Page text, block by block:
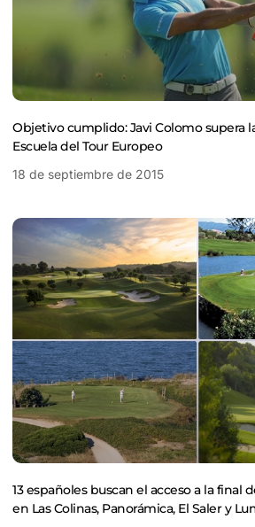
Objetivo cumplido: Javi Colomo supera
Escuela del Tour Europeo
18 de septiembre de 2015
13 españoles buscan el acceso a la final
en Las Colinas, Panorámica, El Saler y